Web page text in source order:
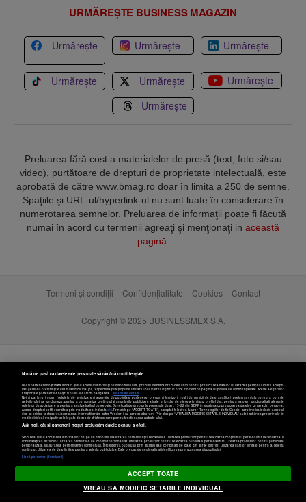
URMĂREȘTE BUSINESS MAGAZIN
Urmărește Urmărește Urmărește
Urmărește Urmărește
Urmărește
Urmărește
Preluarea fără cost a materialelor de presă (text, foto si/sau
video), purtătoare de drepturi de proprietate intelectuală, este
aprobată de către www.bmag.ro doar în limita a 250 de semne.
Spaţiile şi URL-ul/hyperlink-ul nu sunt luate în considerare în
numerotarea semnelor. Preluarea de informaţii poate fi făcută
numai în acord cu termenii agreaţi şi menţionaţi in această
pagină
Termeni și condiții Confidențialitate Cookies Contact
Copyright © 2025 BUSINESSMEX S.A.
Setări cookies
Nouă ne pasă ca datele tale personale să rămână confidențiale
Noi și partenerii noștri589stocăm și/sau accesăm informații pe dispozitivul dvs., precum identificatorii cookie unici pentru prelucrarea datelor cu caracter personal. Puteți accepta
sau gestiona preferințele dvs. făcând clic mai jos, respectiv vă puteți opune utilizării unui interes legitim în orice moment pe pagina cu politica de confidențialitate. Aceste alegeri vor
fi raportate partenerilor noștri și nu vă vor afecta navigarea.
Mai multe detalii
Noi si partenerii nostri (retelele de socializare si agentiile de publicitate partenere, precum si furnizorii nostri de servicii de date analitice) prelucram date pentru a permite
website-ului sa functioneze, pentru a personaliza continutul si anunturile publicitare afisate in functie de interesele si/sau profilul dvs., pentru a va oferi functionalitati aferente
retelelor de socializare si pentru a analiza traficul pe website. Beneficiati de drepturile prevazute de art. 15-22 din GDPR in legatura cu prelucrarea datelor cu caracter personal.
Aceste drepturi pot fi exercitate prin modalitatea indicataaici. Prin click pe “ACCEPT TOATE”, acceptati folosirea tuturor Tehnologiilor de tip Cookie, care implica inclusiv acceptul
dvs. cu privire la stocarea/accesarea informatiilor de catre Vendor-ii cu care colaboram. Prin click pe “VREAU SA MODIFIC SETARILE INDIVIDUAL” puteti schimba preferintele in
mod individual, mai putin cele legate de cookie strict necesare pentru functionarea website-ului.
Atât noi, cât și partenerii noștri prelucrăm datele pentru a oferi:
Stocarea și/sau accesarea informațiilor de pe un dispozitiv. Măsurarea performanței reclamelor. Utilizarea profilurilor pentru selectarea conținutului personalizat. Dezvoltarea și
îmbunătățirea serviciilor. Crearea profilurilor de conținut personalizat. Utilizarea profilurilor pentru selectarea publicității personalizate. Crearea profilurilor pentru publicitate
personalizată. Măsurarea performanței conținutului. Înțelegerea publicului prin statistici sau combinații de date din surse diferite. Utilizarea datelor limitate pentru a selecta
conținutul. Utilizarea de date limitate pentru a selecta publicitatea. Date precise de geolocație și identificarea prin scanarea dispozitivului.
Listă parteneri (furnizori)
ACCEPT TOATE
VREAU SA MODIFIC SETARILE INDIVIDUAL